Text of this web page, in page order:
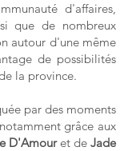
d'affaires,
que de nombreux
autour d'une même
de possibilités
la province.
par des moments
grâce aux
D'Amouret de Jade